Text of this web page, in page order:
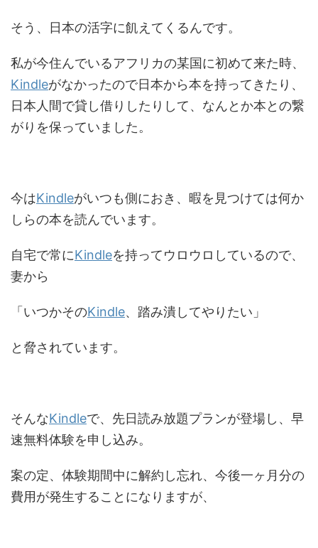
そう、日本の活字に飢えてくるんです。
私が今住んでいるアフリカの某国に初めて来た時、
Kindleがなかったので日本から本を持ってきたり、
日本人間で貸し借りしたりして、なんとか本との繋
がりを保っていました。
今はKindleがいつも側におき、暇を見つけては何か
しらの本を読んでいます。
自宅で常にKindleを持ってウロウロしているので、
妻から
「いつかそのKindle、踏み潰してやりたい」
と脅されています。
そんなKindleで、先日読み放題プランが登場し、早
速無料体験を申し込み。
案の定、体験期間中に解約し忘れ、今後一ヶ月分の
費用が発生することになりますが、